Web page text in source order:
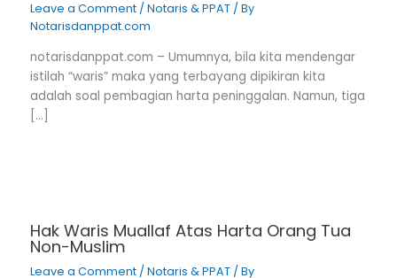
Leave a Comment /Notaris & PPAT / By
Notarisdanppat.com
notarisdanppat.com – Umumnya, bila kita mendengar
istilah “waris” maka yang terbayang dipikiran kita
adalah soal pembagian harta peninggalan. Namun, tiga
[…]
Hak Waris Muallaf Atas Harta Orang Tua
Non-Muslim
Leave a Comment /Notaris & PPAT / By